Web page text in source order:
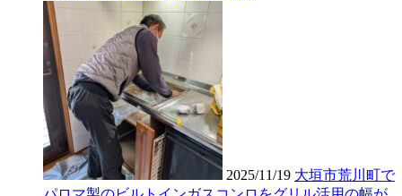
2025/11/19 大垣市荒川町で